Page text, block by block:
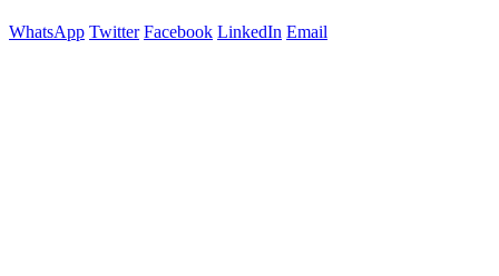
WhatsApp Twitter Facebook LinkedIn Email